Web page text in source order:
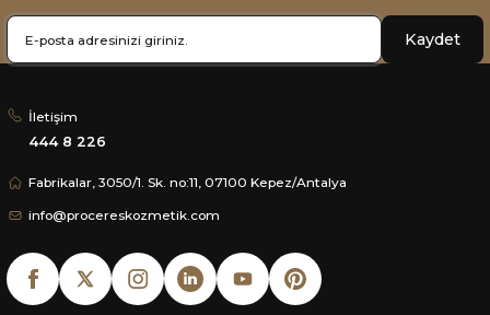
Deneyimini Paylaş Kaydet
İletişim
444 8 226
Fabrikalar, 3050/1. Sk. no:11, 07100 Kepez/Antalya
info@procereskozmetik.com